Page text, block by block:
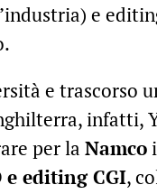
e
e trascorso
infatti,
per la Namco
e editing CGI,